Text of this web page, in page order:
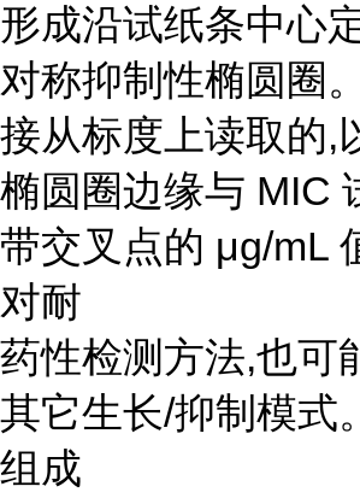
形成沿试纸条中心
对称抑制性椭圆圈
接从标度上读取的,
椭圆圈边缘与 MIC
带交叉点的 μg/mL
对耐
药性检测方法,也可
其它生长/抑制模式。
组成